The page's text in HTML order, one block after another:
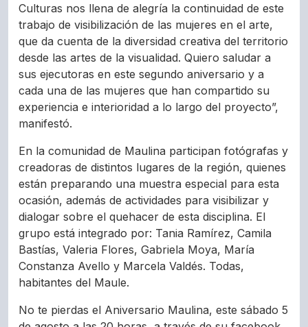
Culturas nos llena de alegría la continuidad de este
trabajo de visibilización de las mujeres en el arte,
que da cuenta de la diversidad creativa del territorio
desde las artes de la visualidad. Quiero saludar a
sus ejecutoras en este segundo aniversario y a
cada una de las mujeres que han compartido su
experiencia e interioridad a lo largo del proyecto”,
manifestó.
En la comunidad de Maulina participan fotógrafas y
creadoras de distintos lugares de la región, quienes
están preparando una muestra especial para esta
ocasión, además de actividades para visibilizar y
dialogar sobre el quehacer de esta disciplina. El
grupo está integrado por: Tania Ramírez, Camila
Bastías, Valeria Flores, Gabriela Moya, María
Constanza Avello y Marcela Valdés. Todas,
habitantes del Maule.
No te pierdas el Aniversario Maulina, este sábado 5